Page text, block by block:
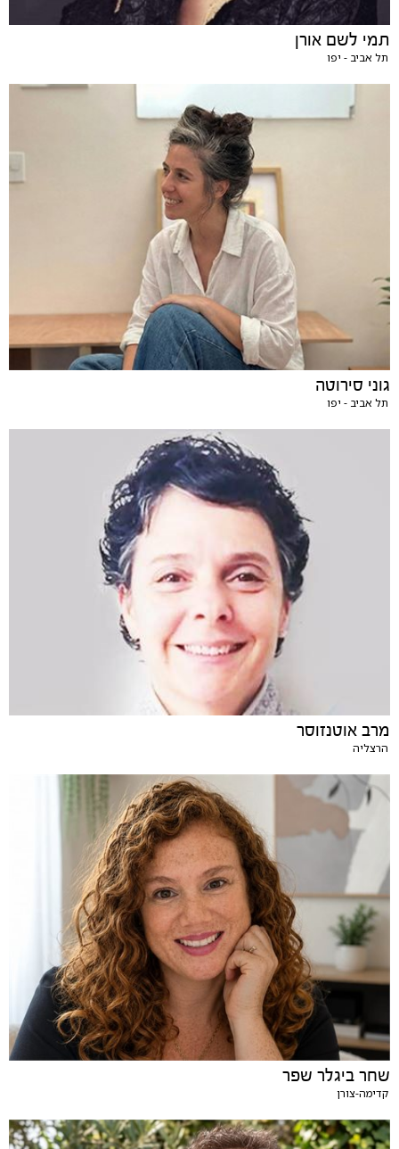
תמי לשם אורן
תל אביב - יפו
גוני סירוטה
תל אביב - יפו
מרב אוטנזוסר
הרצליה
שחר ביגלר שפר
קדימה-צורן